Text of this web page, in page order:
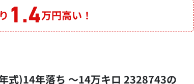
1.4万円高い！
式)14年落ち ～14万キロ 2328743の